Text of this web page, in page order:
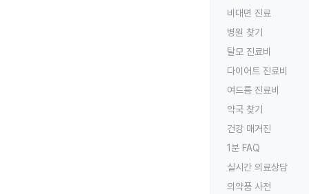
비대면 진료
병원 찾기
탈모 진료비
다이어트 진료비
여드름 진료비
약국 찾기
건강 매거진
1분 FAQ
실시간 의료상담
의약품 사전